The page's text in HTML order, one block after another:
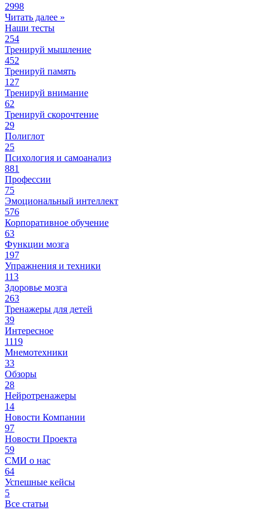
2998
Читать далее »
Наши тесты
254
Тренируй мышление
452
Тренируй память
127
Тренируй внимание
62
Тренируй скорочтение
29
Полиглот
25
Психология и самоанализ
881
Профессии
75
Эмоциональный интеллект
576
Корпоративное обучение
63
Функции мозга
197
Упражнения и техники
113
Здоровье мозга
263
Тренажеры для детей
39
Интересное
1119
Мнемотехники
33
Обзоры
28
Нейротренажеры
14
Новости Компании
97
Новости Проекта
59
СМИ о нас
64
Успешные кейсы
5
Все статьи